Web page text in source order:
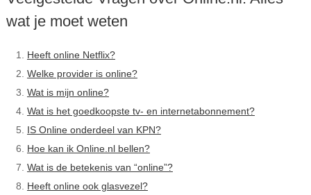
wat je moet weten
Heeft online Netflix?
Welke provider is online?
Wat is mijn online?
Wat is het goedkoopste tv- en internetabonnement?
IS Online onderdeel van KPN?
Hoe kan ik Online.nl bellen?
Wat is de betekenis van “online”?
Heeft online ook glasvezel?